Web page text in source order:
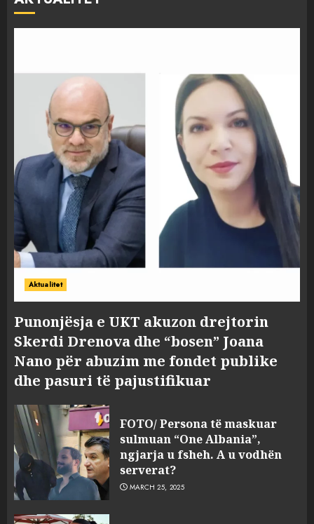
Aktualitet
Punonjësja e UKT akuzon drejtorin
Skerdi Drenova dhe “bosen” Joana
Nano për abuzim me fondet publike
dhe pasuri të pajustifikuar
FOTO/ Persona të maskuar
sulmuan “One Albania”,
ngjarja u fsheh. A u vodhën
serverat?
MARCH 25, 2025